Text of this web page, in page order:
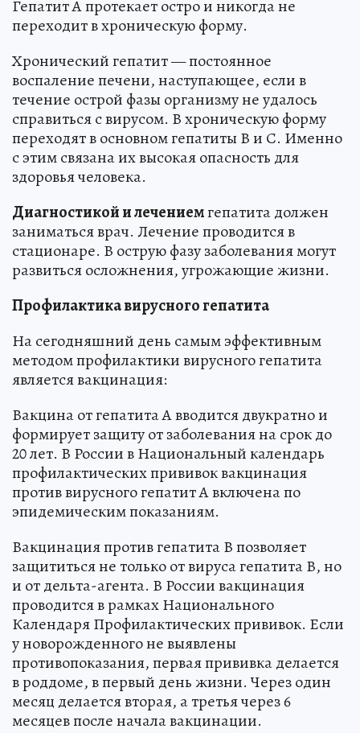
Гепатит A протекает остро и никогда не
переходит в хроническую форму.
Хронический гепатит — постоянное
воспаление печени, наступающее, если в
течение острой фазы организму не удалось
справиться с вирусом. В хроническую форму
переходят в основном гепатиты В и С. Именно
с этим связана их высокая опасность для
здоровья человека.
Диагностикой и лечениемгепатита должен
заниматься врач. Лечение проводится в
стационаре. В острую фазу заболевания могут
развиться осложнения, угрожающие жизни.
Профилактика вирусного гепатита
На сегодняшний день самым эффективным
методом профилактики вирусного гепатита
является вакцинация:
Вакцина от гепатита А вводится двукратно и
формирует защиту от заболевания на срок до
20 лет. В России в Национальный календарь
профилактических прививок вакцинация
против вирусного гепатит А включена по
эпидемическим показаниям.
Вакцинация против гепатита В позволяет
защититься не только от вируса гепатита В, но
и от дельта-агента. В России вакцинация
проводится в рамках Национального
Календаря Профилактических прививок. Если
у новорожденного не выявлены
противопоказания, первая прививка делается
в роддоме, в первый день жизни. Через один
месяц делается вторая, а третья через 6
месяцев после начала вакцинации.